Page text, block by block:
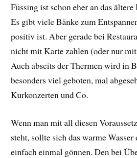
Füssing ist schon eher an das
Es gibt viele Bänke zum
positiv ist. Aber gerade bei
nicht mit Karte zahlen (oder nur
Auch abseits der Thermen wird in
besonders viel geboten, mal
Kurkonzerten und Co.
Wenn man mit all diesen
steht, sollte sich das warme
einfach einmal gönnen. Den bei